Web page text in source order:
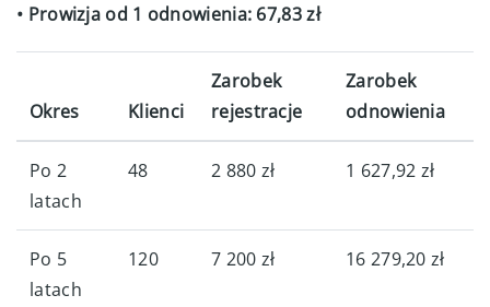
• Prowizja od 1 odnowienia: 67,83 zł
Okres Klienci
Zarobek
rejestracje
Zarobek
odnowienia
Po 2
latach
48 2 880 zł 1 627,92 zł
Po 5
latach
120 7 200 zł 16 279,20 zł